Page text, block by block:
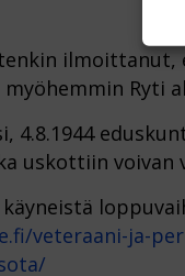
Ryti
4.8.1944
uskottiin voivan
veteraani-ja-